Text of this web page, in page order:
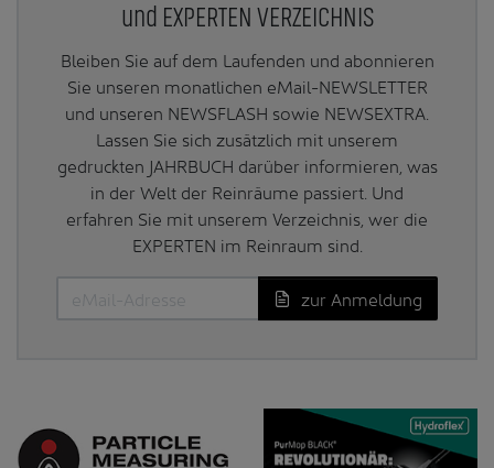
und EXPERTEN VERZEICHNIS
Bleiben Sie auf dem Laufenden und abonnieren
Sie unseren monatlichen eMail-NEWSLETTER
und unseren NEWSFLASH sowie NEWSEXTRA.
Lassen Sie sich zusätzlich mit unserem
gedruckten JAHRBUCH darüber informieren, was
in der Welt der Reinräume passiert. Und
erfahren Sie mit unserem Verzeichnis, wer die
EXPERTEN im Reinraum sind.
zur Anmeldung